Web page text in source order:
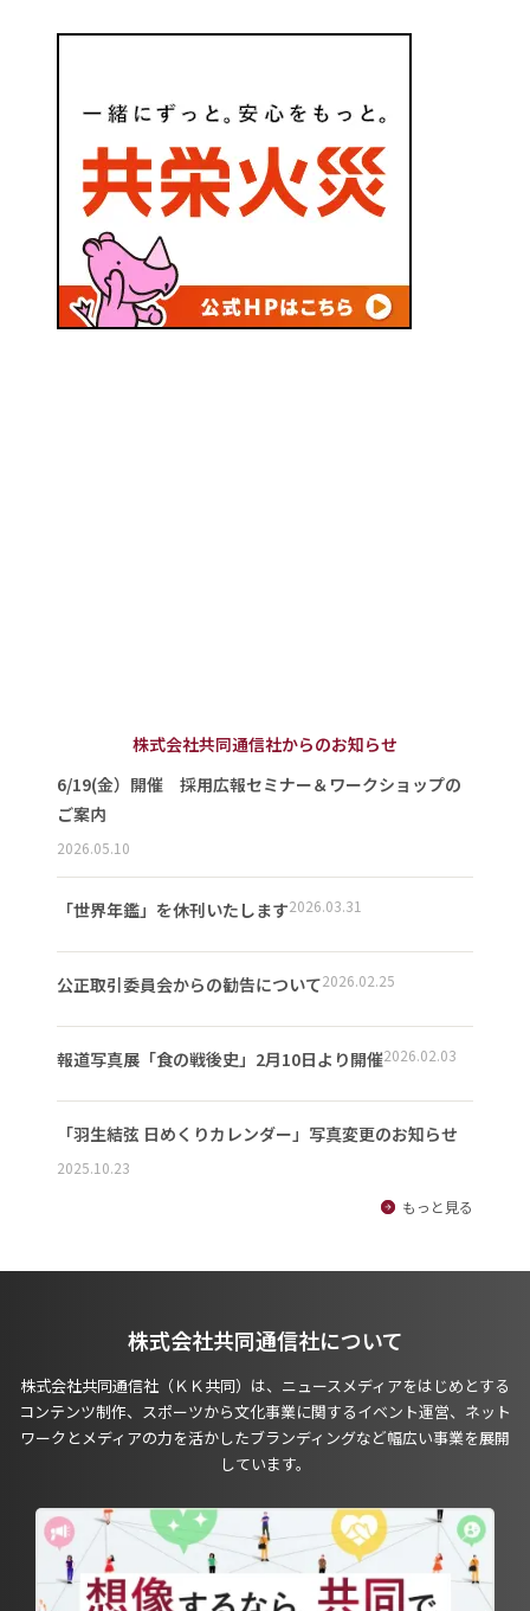
株式会社共同通信社からのお知らせ
6/19(金）開催 採用広報セミナー＆ワークショップの
ご案内
2026.05.10
「世界年鑑」を休刊いたします2026.03.31
公正取引委員会からの勧告について2026.02.25
報道写真展「食の戦後史」2月10日より開催2026.02.03
「羽生結弦 日めくりカレンダー」写真変更のお知らせ
2025.10.23
もっと見る
株式会社共同通信社について
株式会社共同通信社（ＫＫ共同）は、ニュースメディアをはじめとする
コンテンツ制作、スポーツから文化事業に関するイベント運営、ネット
ワークとメディアの力を活かしたブランディングなど幅広い事業を展開
しています。